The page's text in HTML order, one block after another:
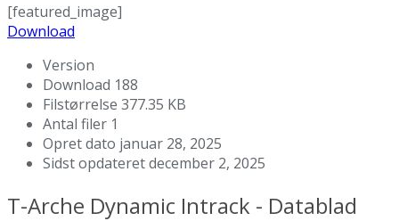
[featured_image]
Download
Version
Download 188
Filstørrelse 377.35 KB
Antal filer 1
Opret dato januar 28, 2025
Sidst opdateretdecember 2, 2025
T-Arche Dynamic Intrack - Datablad